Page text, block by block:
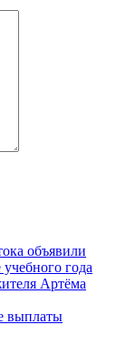
объявили
года
Артёма
выплаты